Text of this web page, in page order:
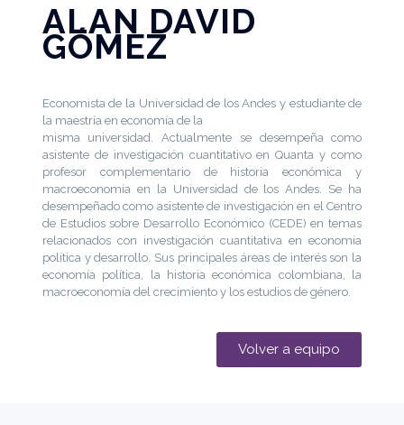
ALAN DAVID
GÓMEZ
Economista de la Universidad de los Andes y estudiante de
la maestría en economía de la
misma universidad. Actualmente se desempeña como
asistente de investigación cuantitativo en Quanta y como
profesor complementario de historia económica y
macroeconomía en la Universidad de los Andes. Se ha
desempeñado como asistente de investigación en el Centro
de Estudios sobre Desarrollo Económico (CEDE) en temas
relacionados con investigación cuantitativa en economía
política y desarrollo. Sus principales áreas de interés son la
economía política, la historia económica colombiana, la
macroeconomía del crecimiento y los estudios de género.
Volver a equipo